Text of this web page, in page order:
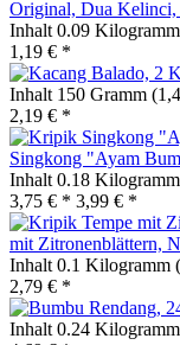
Original, Dua Kelinci,
Inhalt 0.09 Kilogramm
1,19 € *
Inhalt 150 Gramm
2,19 € *
Singkong "Ayam
Inhalt 0.18 Kilogramm
3,75 € * 3,99 € *
mit Zitronenblättern,
Inhalt 0.1 Kilogramm
2,79 € *
Inhalt 0.24 Kilogramm